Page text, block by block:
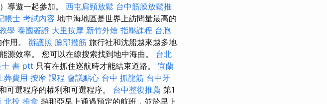
導遊一起參加。 西屯肩頸放鬆 台中筋膜放鬆推
帳士 考試內容 地中海地區是世界上訪問量最高的
學 泰國簽證 大里按摩 新竹外燴 指壓課程 台胞
用。 辦護照 臉部撥筋 旅行社和沈船越來越多地
源效率。 您可以在線搜索找到地中海曲。 台北
士 書 ptt 只有在抓住巡航時才能結束道路。 宜蘭
葬費用 按摩 課程 會議點心 台中 抓龍筋 台中牙
可選程序的權利和可選程序。 台中整復推薦 第1
北投 推拿 熱那亞早上通過預定的航班，並於早上